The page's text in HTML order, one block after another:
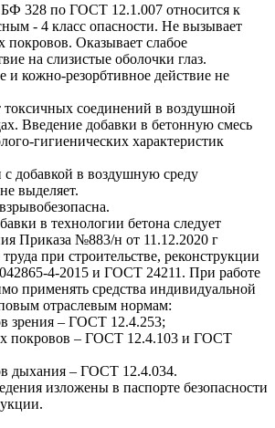
328 по ГОСТ 12.1.007 относится к
- 4 класс опасности. Не вызывает
покровов. Оказывает слабое
на слизистые оболочки глаз.
кожно-резорбтивное действие не
токсичных соединений в воздушной
Введение добавки в бетонную смесь
гигиенических характеристик
с добавкой в воздушную среду
выделяет.
в технологии бетона следует
Приказа №883/н от 11.12.2020 г
при строительстве, реконструкции
4-2015 и ГОСТ 24211. При работе
применять средства индивидуальной
отраслевым нормам:
зрения – ГОСТ 12.4.253;
покровов – ГОСТ 12.4.103 и ГОСТ
дыхания – ГОСТ 12.4.034.
изложены в паспорте безопасности